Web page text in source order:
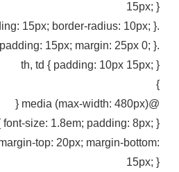
15px; }
.container { padding: 15px; border-radius: 10px; }
.info-box { padding: 15px; margin: 25px 0; }
th, td { padding: 10px 15px; }
}
@media (max-width: 480px) {
font-size: 1.8em; padding: 8px; }
top: 20px; margin-bottom:
15px; }